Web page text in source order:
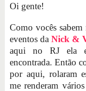
Oi gente!
Como vocês
eventos da Nick &
aqui no RJ ela
encontrada. Então
por aqui, rolaram
me renderam